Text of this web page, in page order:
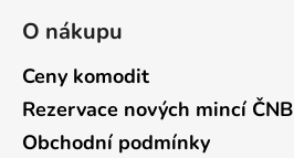
O nákupu
Ceny komodit
Rezervace nových mincí ČNB
Obchodní podmínky